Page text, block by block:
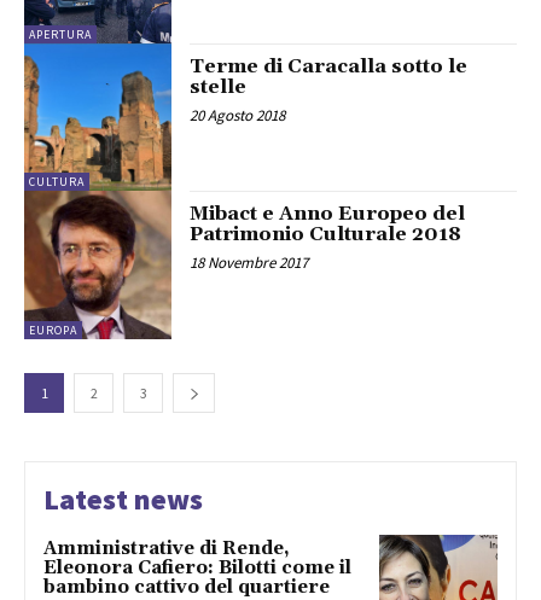
APERTURA
CULTURA
Terme di Caracalla sotto le
stelle
20 Agosto 2018
EUROPA
Mibact e Anno Europeo del
Patrimonio Culturale 2018
18 Novembre 2017
1 2 3
Latest news
Amministrative di Rende,
Eleonora Cafiero: Bilotti come il
bambino cattivo del quartiere